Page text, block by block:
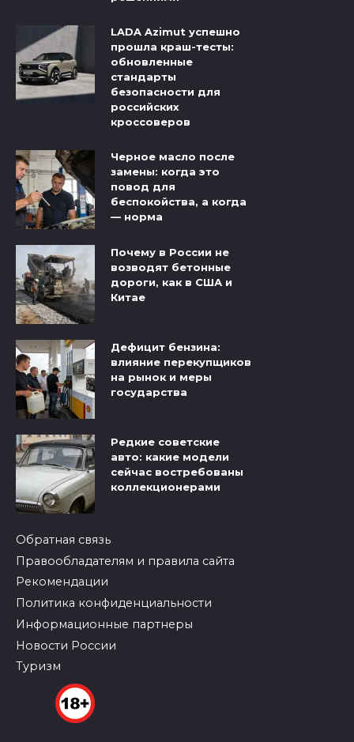
LADA Azimut успешно
прошла краш-тесты:
обновленные
стандарты
безопасности для
российских
кроссоверов
Черное масло после
замены: когда это
повод для
беспокойства, а когда
— норма
Почему в России не
возводят бетонные
дороги, как в США и
Китае
Дефицит бензина:
влияние перекупщиков
на рынок и меры
государства
Редкие советские
авто: какие модели
сейчас востребованы
коллекционерами
Обратная связь
Правообладателям и правила сайта
Рекомендации
Политика конфиденциальности
Информационные партнеры
Новости России
Туризм